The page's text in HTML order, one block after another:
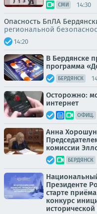
СМИ 14:30
Опасность БпЛА
региональной
14:20
В Бердянске
программа
БЕРДЯНСК
Осторожно:
интернет
ОФИЦ.
Анна
комиссии
БЕРДЯНСК
Президенте
старте
конкурс